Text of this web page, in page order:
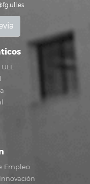
Empleo